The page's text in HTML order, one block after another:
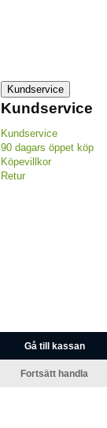
Kundservice
Kundservice
Kundservice
90 dagars öppet köp
Köpevillkor
Retur
Gå till kassan
Fortsätt handla